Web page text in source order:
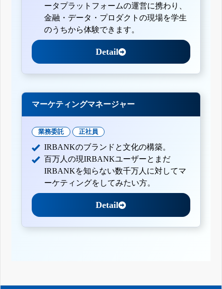
ータプラットフォームの運営に携わり、
金融・データ・プロダクトの現場を学生
のうちから体験できます。
Detail
マーケティングマネージャー
業務委託 正社員
IRBANKのブランドと文化の構築。
百万人の現IRBANKユーザーとまだ
IRBANKを知らない数千万人に対してマ
ーケティングをしてみたい方。
Detail